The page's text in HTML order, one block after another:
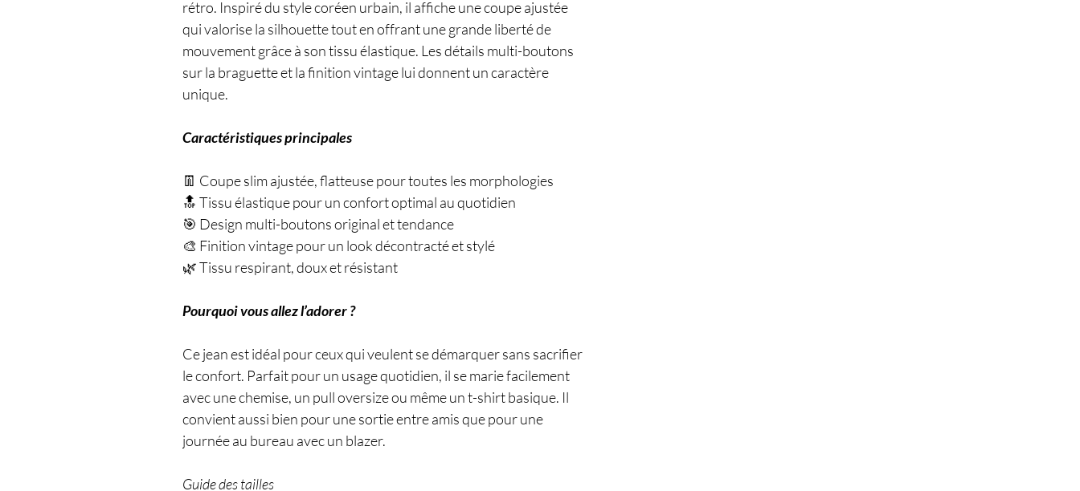
rétro. Inspiré du style coréen urbain, il affiche une coupe ajustée
qui valorise la silhouette tout en offrant une grande liberté de
mouvement grâce à son tissu élastique. Les détails multi-boutons
sur la braguette et la finition vintage lui donnent un caractère
unique.
Caractéristiques principales
👖 Coupe slim ajustée, flatteuse pour toutes les morphologies
🔝 Tissu élastique pour un confort optimal au quotidien
🎯 Design multi-boutons original et tendance
🎨 Finition vintage pour un look décontracté et stylé
🌿 Tissu respirant, doux et résistant
Pourquoi vous allez l’adorer ?
Ce jean est idéal pour ceux qui veulent se démarquer sans sacrifier
le confort. Parfait pour un usage quotidien, il se marie facilement
avec une chemise, un pull oversize ou même un t-shirt basique. Il
convient aussi bien pour une sortie entre amis que pour une
journée au bureau avec un blazer.
Guide des tailles